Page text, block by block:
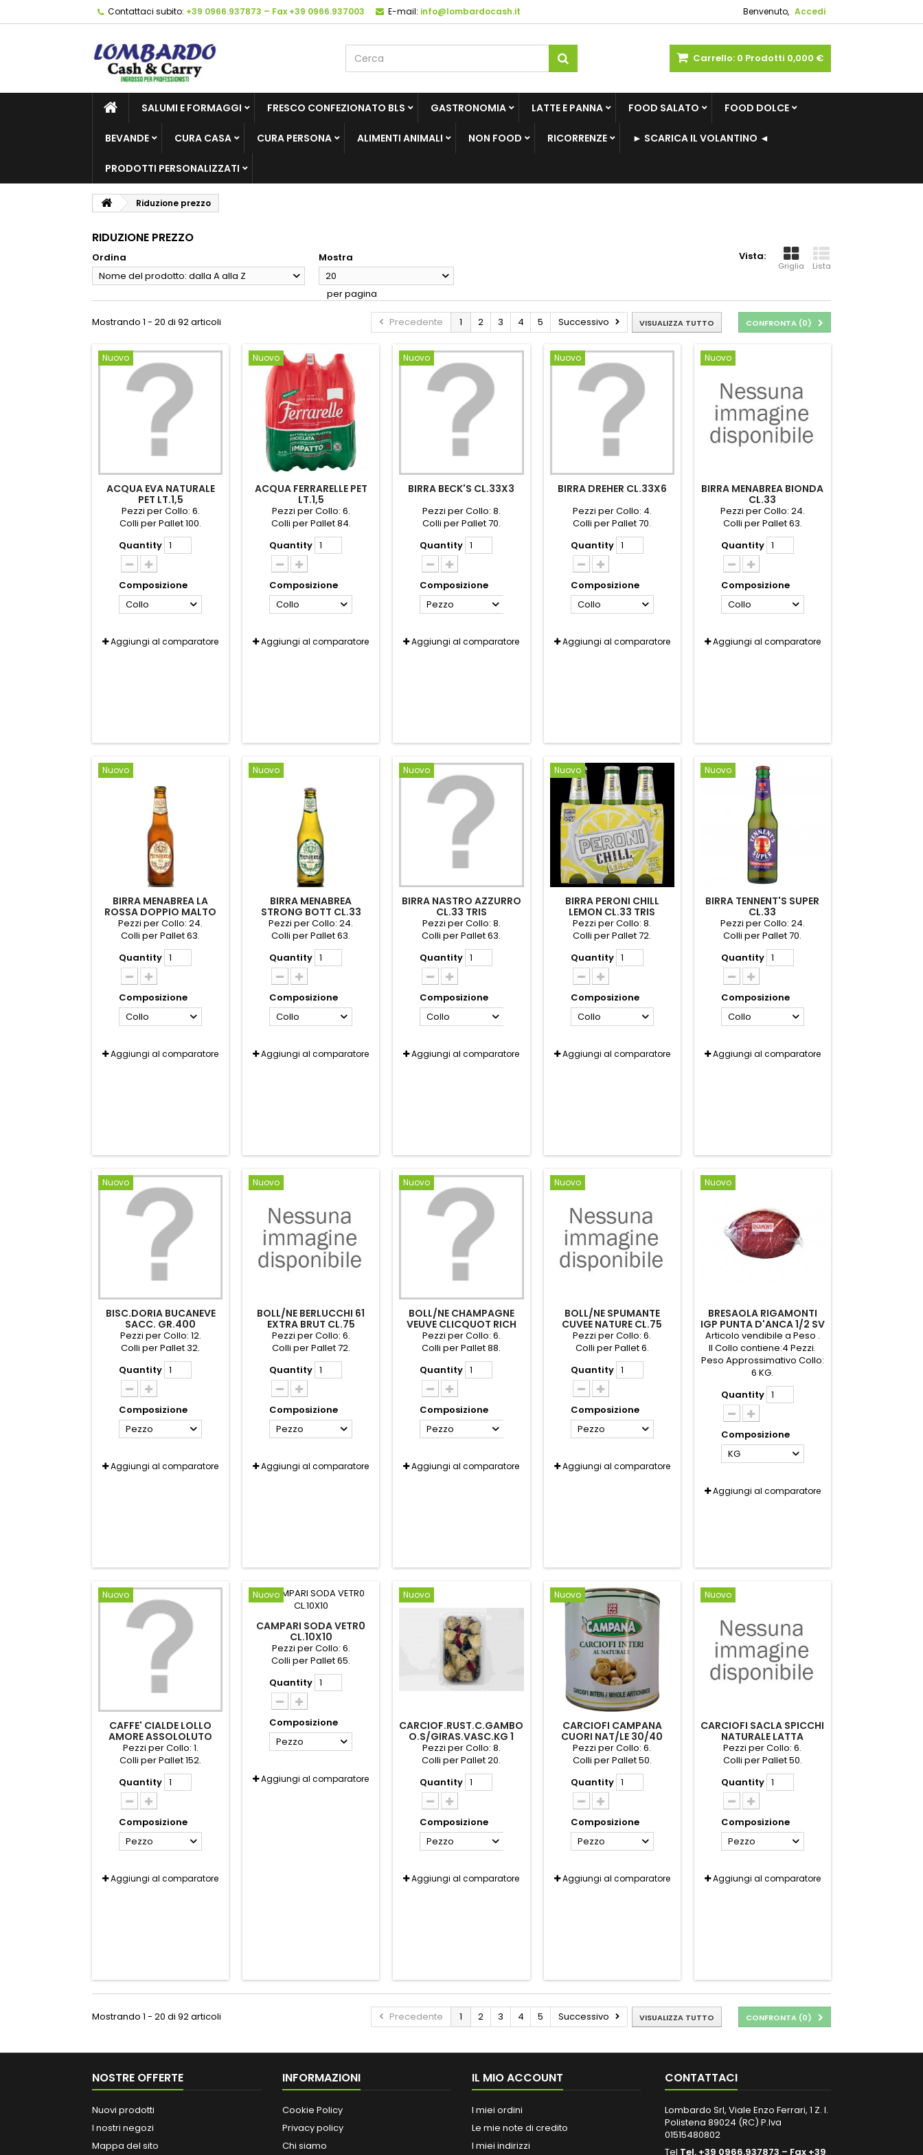
Benvenuto, Accedi
Contattaci subito: +39 0966.937873 – Fax +39 0966.937003 E-mail: info@lombardocash.it
Carrello: 0 Prodotti 0,000 €
SALUMI E FORMAGGI FRESCO CONFEZIONATO BLS GASTRONOMIA LATTE E PANNA FOOD SALATO FOOD DOLCE
BEVANDE CURA CASA CURA PERSONA ALIMENTI ANIMALI NON FOOD RICORRENZE ► SCARICA IL VOLANTINO ◄
PRODOTTI PERSONALIZZATI
Riduzione prezzo
RIDUZIONE PREZZO
Vista:
Griglia Lista
Ordina
Nome del prodotto: dalla A alla Z
Mostra
20
per pagina
CONFRONTA (0)
Precedente 1 2 3 4 5 Successivo VISUALIZZA TUTTO
Mostrando 1 - 20 di 92 articoli
Nuovo
ACQUA EVA NATURALE
PET LT.1,5
Pezzi per Collo: 6.
Colli per Pallet 100.
Quantity
Composizione
Collo
Aggiungi al comparatore
Nuovo
ACQUA FERRARELLE PET
LT.1,5
Pezzi per Collo: 6.
Colli per Pallet 84.
Quantity
Composizione
Collo
Aggiungi al comparatore
Nuovo
BIRRA BECK'S CL.33X3
Pezzi per Collo: 8.
Colli per Pallet 70.
Quantity
Composizione
Pezzo
Aggiungi al comparatore
Nuovo
BIRRA DREHER CL.33X6
Pezzi per Collo: 4.
Colli per Pallet 70.
Quantity
Composizione
Collo
Aggiungi al comparatore
Nuovo
BIRRA MENABREA BIONDA
CL.33
Pezzi per Collo: 24.
Colli per Pallet 63.
Quantity
Composizione
Collo
Aggiungi al comparatore
Nuovo
BIRRA MENABREA LA
ROSSA DOPPIO MALTO
BOTT. CL33
Pezzi per Collo: 24.
Colli per Pallet 63.
Quantity
Composizione
Collo
Aggiungi al comparatore
Nuovo
BIRRA MENABREA
STRONG BOTT CL.33
Pezzi per Collo: 24.
Colli per Pallet 63.
Quantity
Composizione
Collo
Aggiungi al comparatore
Nuovo
BIRRA NASTRO AZZURRO
CL.33 TRIS
Pezzi per Collo: 8.
Colli per Pallet 63.
Quantity
Composizione
Collo
Aggiungi al comparatore
Nuovo
BIRRA PERONI CHILL
LEMON CL.33 TRIS
Pezzi per Collo: 8.
Colli per Pallet 72.
Quantity
Composizione
Collo
Aggiungi al comparatore
Nuovo
BIRRA TENNENT'S SUPER
CL.33
Pezzi per Collo: 24.
Colli per Pallet 70.
Quantity
Composizione
Collo
Aggiungi al comparatore
Nuovo
BISC.DORIA BUCANEVE
SACC. GR.400
Pezzi per Collo: 12.
Colli per Pallet 32.
Quantity
Composizione
Pezzo
Aggiungi al comparatore
Nuovo
BOLL/NE BERLUCCHI 61
EXTRA BRUT CL.75
Pezzi per Collo: 6.
Colli per Pallet 72.
Quantity
Composizione
Pezzo
Aggiungi al comparatore
Nuovo
BOLL/NE CHAMPAGNE
VEUVE CLICQUOT RICH
CL.75
Pezzi per Collo: 6.
Colli per Pallet 88.
Quantity
Composizione
Pezzo
Aggiungi al comparatore
Nuovo
BOLL/NE SPUMANTE
CUVEE NATURE CL.75
GATTA
Pezzi per Collo: 6.
Colli per Pallet 6.
Quantity
Composizione
Pezzo
Aggiungi al comparatore
Nuovo
BRESAOLA RIGAMONTI
IGP PUNTA D'ANCA 1/2 SV
(AL KG)
Articolo vendibile a Peso .
Il Collo contiene:4 Pezzi.
Peso Approssimativo Collo:
6 KG.
Quantity
Composizione
KG
Aggiungi al comparatore
Nuovo
CAFFE' CIALDE LOLLO
AMORE ASSOLOLUTO
PZ.75+15PZ.
Pezzi per Collo: 1.
Colli per Pallet 152.
Quantity
Composizione
Pezzo
Aggiungi al comparatore
Nuovo
CAMPARI SODA VETR0
CL.10X10
Pezzi per Collo: 6.
Colli per Pallet 65.
Quantity
Composizione
Pezzo
Aggiungi al comparatore
Nuovo
CARCIOF.RUST.C.GAMBO
O.S/GIRAS.VASC.KG 1
Pezzi per Collo: 8.
Colli per Pallet 20.
Quantity
Composizione
Pezzo
Aggiungi al comparatore
Nuovo
CARCIOFI CAMPANA
CUORI NAT/LE 30/40
LATT.G.2600
Pezzi per Collo: 6.
Colli per Pallet 50.
Quantity
Composizione
Pezzo
Aggiungi al comparatore
Nuovo
CARCIOFI SACLA SPICCHI
NATURALE LATTA
GR.2650
Pezzi per Collo: 6.
Colli per Pallet 50.
Quantity
Composizione
Pezzo
Aggiungi al comparatore
CONFRONTA (0)
Precedente 1 2 3 4 5 Successivo VISUALIZZA TUTTO
Mostrando 1 - 20 di 92 articoli
NOSTRE OFFERTE
Nuovi prodotti
I nostri negozi
Mappa del sito
INFORMAZIONI
Cookie Policy
Privacy policy
Chi siamo
IL MIO ACCOUNT
I miei ordini
Le mie note di credito
I miei indirizzi
CONTATTACI
Lombardo Srl, Viale Enzo Ferrari, 1 Z. I.
Polistena 89024 (RC) P.Iva
01515480802
Tel Tel. +39 0966.937873 – Fax +39